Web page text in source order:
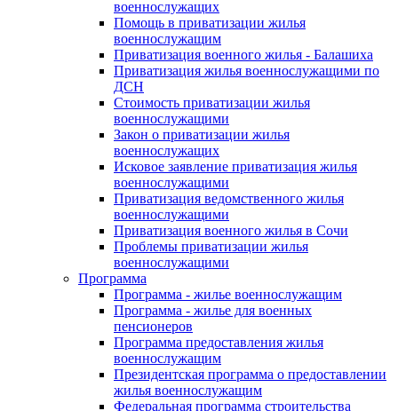
военнослужащих
Помощь в приватизации жилья
военнослужащим
Приватизация военного жилья - Балашиха
Приватизация жилья военнослужащими по
ДСН
Стоимость приватизации жилья
военнослужащими
Закон о приватизации жилья
военнослужащих
Исковое заявление приватизация жилья
военнослужащими
Приватизация ведомственного жилья
военнослужащими
Приватизация военного жилья в Сочи
Проблемы приватизации жилья
военнослужащими
Программа
Программа - жилье военнослужащим
Программа - жилье для военных
пенсионеров
Программа предоставления жилья
военнослужащим
Президентская программа о предоставлении
жилья военнослужащим
Федеральная программа строительства